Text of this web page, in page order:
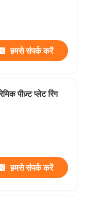
हमसे संपर्क करें
पीज़्ट प्लेट रिंग
हमसे संपर्क करें